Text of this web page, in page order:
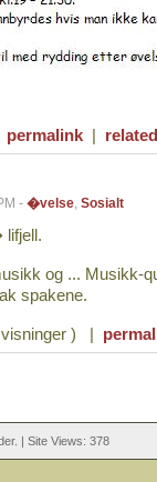
permalink |
- �velse, Sosialt
og ... Musikk-
spakene.
visninger ) |
| Site Views: 378